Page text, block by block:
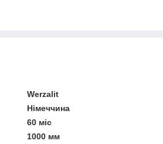
Werzalit
Німеччина
60 міс
1000 мм